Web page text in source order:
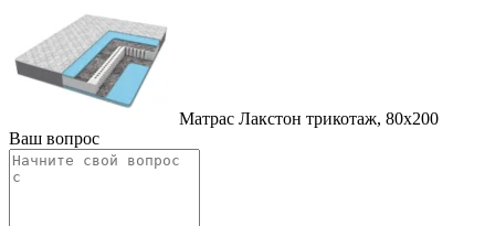
Матрас Лакстон трикотаж, 80x200
Ваш вопрос